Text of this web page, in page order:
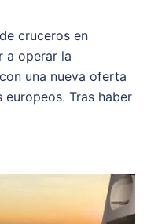
cruceros en
a operar la
una nueva oferta
Tras haber